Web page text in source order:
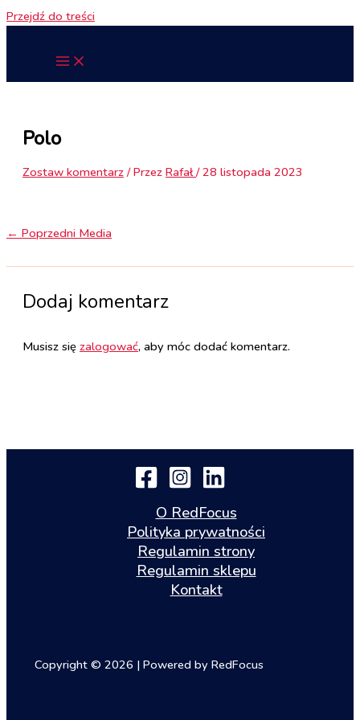
Przejdź do treści
Polo
Zostaw komentarz / Przez Rafał/28 listopada 2023
← Poprzedni Media
Dodaj komentarz
Musisz się zalogować, aby móc dodać komentarz.
O RedFocus
Polityka prywatności
Regulamin strony
Regulamin sklepu
Kontakt
Copyright © 2026 | Powered by RedFocus